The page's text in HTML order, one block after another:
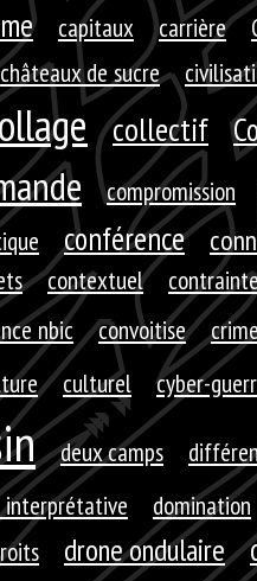
capitaux carrière
châteaux de sucre
collectif
compromission
conférence
contextuel
nbic convoitise
culturel cyber-
deux camps
interprétative domination
drone ondulaire